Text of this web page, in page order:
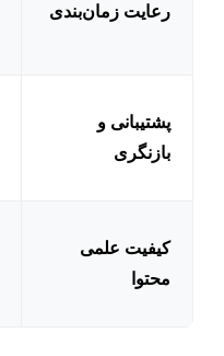
رعایت زمان‌بندی
پشتیبانی و
بازنگری
کیفیت علمی
محتوا